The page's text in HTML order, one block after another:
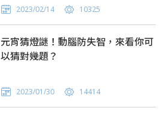
2023/02/14 10325
元宵猜燈謎！動腦防失智，來看你可
以猜對幾題？
2023/01/30 14414